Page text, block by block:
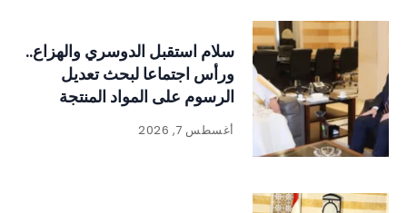
سلام استقبل الدوسري والهزاع..
ورأس اجتماعا لبحث تعديل
الرسوم على المواد المنتجة
للنفايات
أغسطس 7, 2026